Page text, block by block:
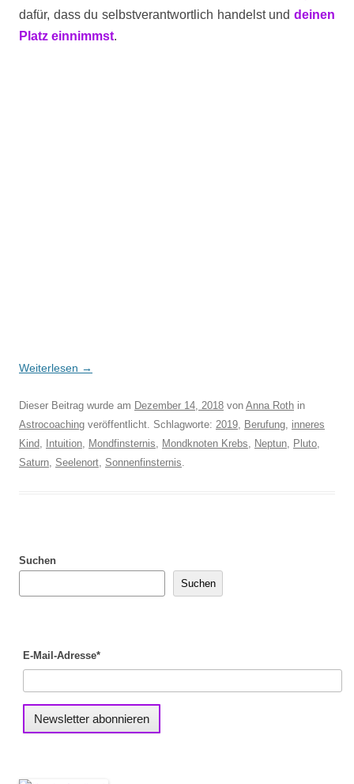
dafür, dass du selbstverantwortlich handelst und deinen
Platz einnimmst.
Weiterlesen →
Dieser Beitrag wurde am Dezember 14, 2018 von Anna Roth in
Astrocoaching veröffentlicht. Schlagworte: 2019, Berufung, inneres
Kind, Intuition, Mondfinsternis, Mondknoten Krebs, Neptun, Pluto,
Saturn, Seelenort, Sonnenfinsternis.
Suchen
Suchen
E-Mail-Adresse*